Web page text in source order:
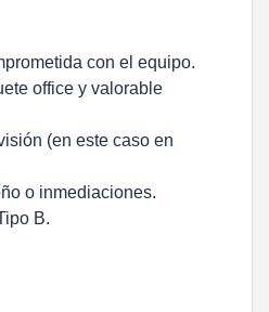
con el equipo.
office y valorable
(en este caso en
o inmediaciones.
B.